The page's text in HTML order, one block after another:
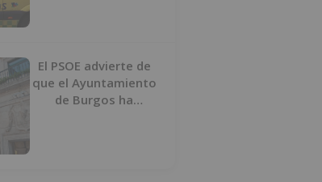
El PSOE advierte de
que el Ayuntamiento
de Burgos ha